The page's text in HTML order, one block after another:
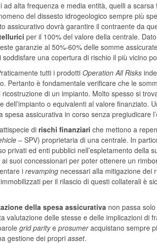
ad alta frequenza e media entità, quelli a
del dissesto idrogeologico sempre più
assicurativo dovrà garantire il contraente da
per il 100% del valore della centrale.
garanzie al 50%-60% delle somme
una copertura di rischio il più vicino
tutti i prodotti Operation All Risks
Pertanto è fondamentale verificare che le
di un impianto. Molto spesso si
o equivalenti al valore finanziato.
assicurativa in corso senza pregiudicare
di rischi finanziari che mettono a
– SPV) proprietaria di una centrale. In
privati ed enti pubblici nell’espletamento della
suoi concessionari per poter ottenere un
i revamping necessari alla mitigazione dei
per il rilascio di questi collaterali è
della spesa assicurativa non passa
valutazione delle stesse e delle implicazioni di
grid paritye prosumeracquistano sempre
gestione dei propri asset.